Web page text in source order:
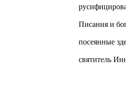
Писания и
посеянные
святитель